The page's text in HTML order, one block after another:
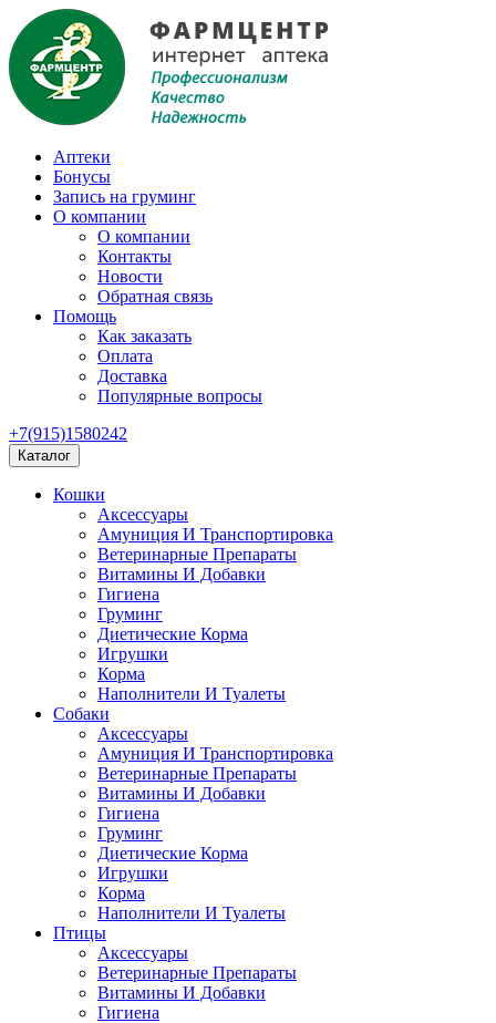
Аптеки
Бонусы
Запись на груминг
О компании
О компании
Контакты
Новости
Обратная связь
Помощь
Как заказать
Оплата
Доставка
Популярные вопросы
+7(915)1580242
Каталог
Кошки
Аксессуары
Амуниция И Транспортировка
Ветеринарные Препараты
Витамины И Добавки
Гигиена
Груминг
Диетические Корма
Игрушки
Корма
Наполнители И Туалеты
Собаки
Аксессуары
Амуниция И Транспортировка
Ветеринарные Препараты
Витамины И Добавки
Гигиена
Груминг
Диетические Корма
Игрушки
Корма
Наполнители И Туалеты
Птицы
Аксессуары
Ветеринарные Препараты
Витамины И Добавки
Гигиена